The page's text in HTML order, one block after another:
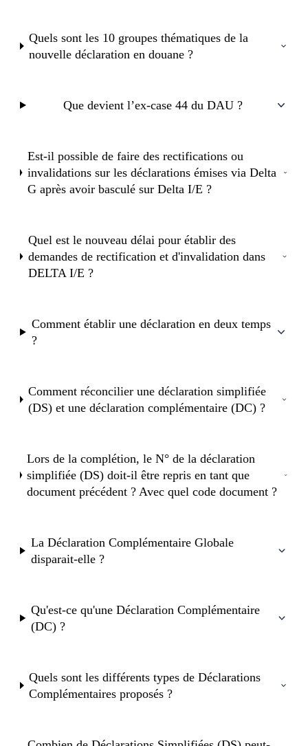
Quels sont les 10 groupes thématiques de la
nouvelle déclaration en douane ?
Que devient l’ex-case 44 du DAU ?
Est-il possible de faire des rectifications ou
invalidations sur les déclarations émises via Delta
G après avoir basculé sur Delta I/E ?
Quel est le nouveau délai pour établir des
demandes de rectification et d'invalidation dans
DELTA I/E ?
Comment établir une déclaration en deux temps
?
Comment réconcilier une déclaration simplifiée
(DS) et une déclaration complémentaire (DC) ?
Lors de la complétion, le N° de la déclaration
simplifiée (DS) doit-il être repris en tant que
document précédent ? Avec quel code document ?
La Déclaration Complémentaire Globale
disparait-elle ?
Qu'est-ce qu'une Déclaration Complémentaire
(DC) ?
Quels sont les différents types de Déclarations
Complémentaires proposés ?